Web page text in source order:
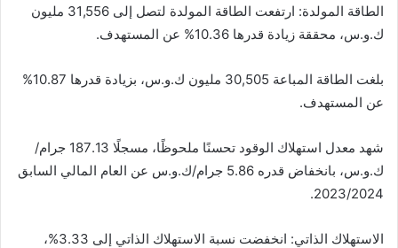
​الطاقة المولدة: ارتفعت الطاقة المولدة لتصل إلى 31,556 مليون
ك.و.س، محققة زيادة قدرها 10.36% عن المستهدف.
​بلغت الطاقة المباعة 30,505 مليون ك.و.س، بزيادة قدرها 10.87%
عن المستهدف.
​شهد معدل استهلاك الوقود تحسنًا ملحوظًا، مسجلًا 187.13 جرام/
ك.و.س، بانخفاض قدره 5.86 جرام/ك.و.س عن العام المالي السابق
2023/2024.
​الاستهلاك الذاتي: انخفضت نسبة الاستهلاك الذاتي إلى 3.33%،